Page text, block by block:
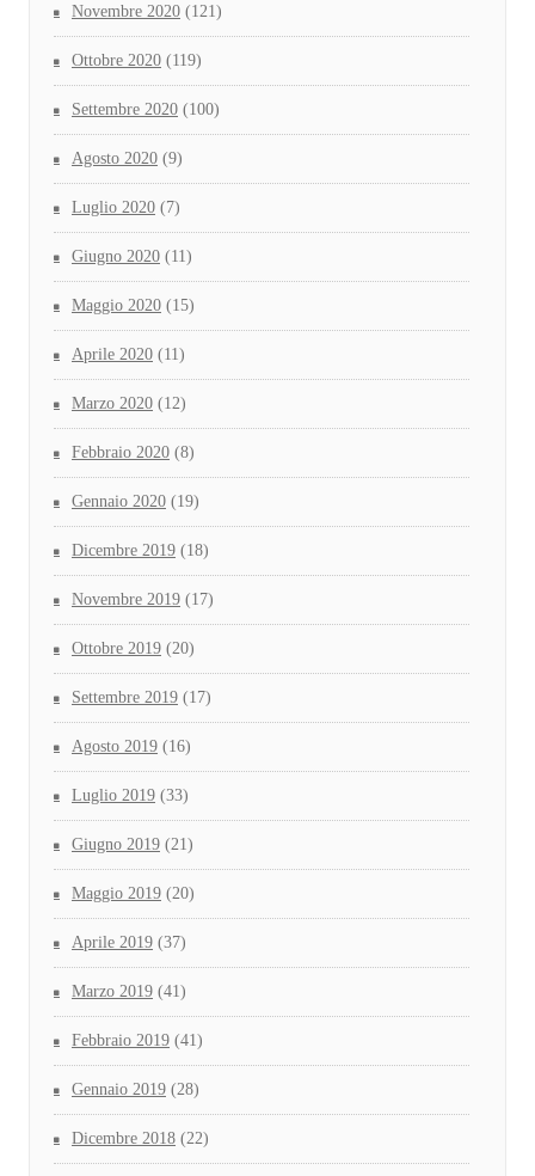
Novembre 2020 (121)
Ottobre 2020 (119)
Settembre 2020 (100)
Agosto 2020 (9)
Luglio 2020 (7)
Giugno 2020 (11)
Maggio 2020 (15)
Aprile 2020 (11)
Marzo 2020 (12)
Febbraio 2020 (8)
Gennaio 2020 (19)
Dicembre 2019 (18)
Novembre 2019 (17)
Ottobre 2019 (20)
Settembre 2019 (17)
Agosto 2019 (16)
Luglio 2019 (33)
Giugno 2019 (21)
Maggio 2019 (20)
Aprile 2019 (37)
Marzo 2019 (41)
Febbraio 2019 (41)
Gennaio 2019 (28)
Dicembre 2018 (22)